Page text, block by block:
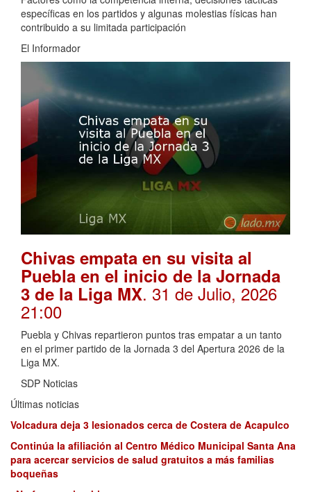
específicas en los partidos y algunas molestias físicas han
contribuido a su limitada participación
El Informador
Chivas empata en su visita al
Puebla en el inicio de la Jornada
3 de la Liga MX. 31 de Julio, 2026
21:00
Puebla y Chivas repartieron puntos tras empatar a un tanto
en el primer partido de la Jornada 3 del Apertura 2026 de la
Liga MX.
SDP Noticias
Últimas noticias
Volcadura deja 3 lesionados cerca de Costera de Acapulco
Continúa la afiliación al Centro Médico Municipal Santa Ana
para acercar servicios de salud gratuitos a más familias
boqueñas